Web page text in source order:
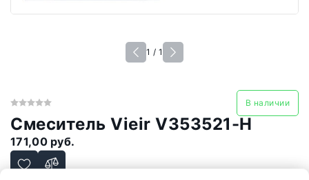
1 / 1
В наличии
Смеситель Vieir V353521-H
171,00 руб.